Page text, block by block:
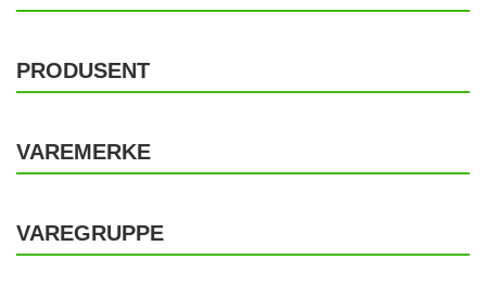
PRODUSENT
VAREMERKE
VAREGRUPPE